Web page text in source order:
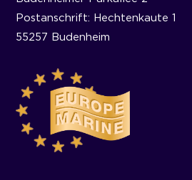
Postanschrift: Hechtenkaute 1
55257 Budenheim